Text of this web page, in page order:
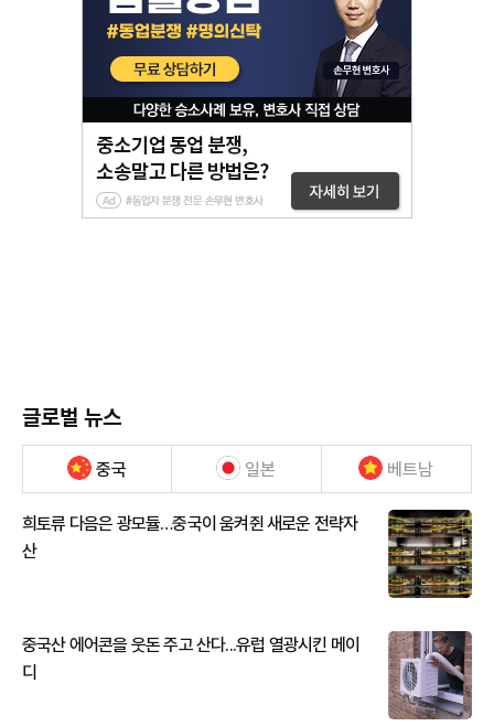
글로벌 뉴스
중국 일본 베트남
희토류 다음은 광모듈…중국이 움켜쥔 새로운 전략자
산
중국산 에어콘을 웃돈 주고 산다...유럽 열광시킨 메이
디